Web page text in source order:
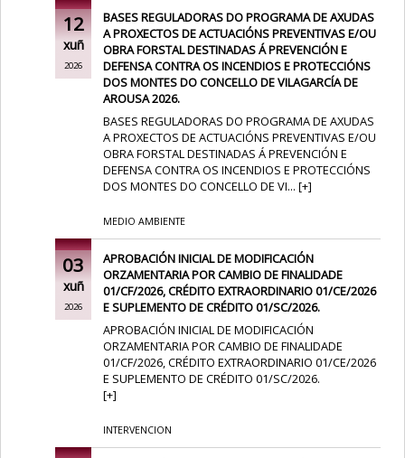
12
xuñ
2026
BASES REGULADORAS DO PROGRAMA DE AXUDAS
A PROXECTOS DE ACTUACIÓNS PREVENTIVAS E/OU
OBRA FORSTAL DESTINADAS Á PREVENCIÓN E
DEFENSA CONTRA OS INCENDIOS E PROTECCIÓNS
DOS MONTES DO CONCELLO DE VILAGARCÍA DE
AROUSA 2026.
BASES REGULADORAS DO PROGRAMA DE AXUDAS
A PROXECTOS DE ACTUACIÓNS PREVENTIVAS E/OU
OBRA FORSTAL DESTINADAS Á PREVENCIÓN E
DEFENSA CONTRA OS INCENDIOS E PROTECCIÓNS
DOS MONTES DO CONCELLO DE VI...[+]
MEDIO AMBIENTE
03
xuñ
2026
APROBACIÓN INICIAL DE MODIFICACIÓN
ORZAMENTARIA POR CAMBIO DE FINALIDADE
01/CF/2026, CRÉDITO EXTRAORDINARIO 01/CE/2026
E SUPLEMENTO DE CRÉDITO 01/SC/2026.
APROBACIÓN INICIAL DE MODIFICACIÓN
ORZAMENTARIA POR CAMBIO DE FINALIDADE
01/CF/2026, CRÉDITO EXTRAORDINARIO 01/CE/2026
E SUPLEMENTO DE CRÉDITO 01/SC/2026.
[+]
INTERVENCION